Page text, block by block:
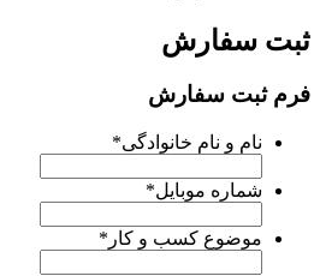
سفارش
ثبت سفارش
نام و نام خانوادگی*
شماره موبایل*
موضوع کسب و کار*